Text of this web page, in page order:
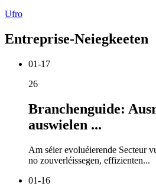
Ufro
Entreprise-Neiegkeeten
01-17
26
Branchenguide:
auswielen ...
Am séier evoluéierende Secteur
no zouverléissegen, effizienten...
01-16